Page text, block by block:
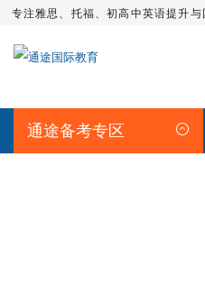
专注雅思、托福、初高中英语提升
通途备考专区